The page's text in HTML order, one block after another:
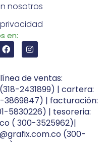
nosotros
en:
línea de ventas:
2431899) | cartera:
3869847) | facturación:
5830226) | tesoreria:
( 300-3525962)|
(300-